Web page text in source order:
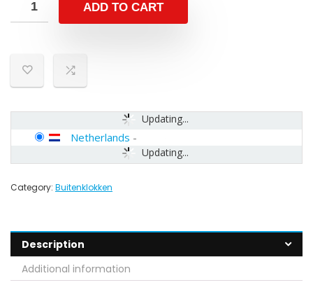
ADD TO CART
Updating...
Updating...
Netherlands -
Category: Buitenklokken
Description
Additional information